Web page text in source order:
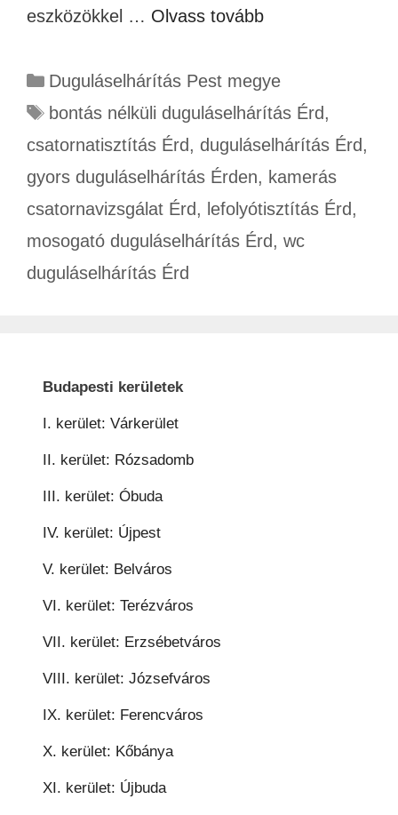
eszközökkel … Olvass tovább
Duguláselhárítás Pest megye
bontás nélküli duguláselhárítás Érd,
csatornatisztítás Érd, duguláselhárítás Érd,
gyors duguláselhárítás Érden, kamerás
csatornavizsgálat Érd, lefolyótisztítás Érd,
mosogató duguláselhárítás Érd, wc
duguláselhárítás Érd
Budapesti kerületek
I. kerület: Várkerület
II. kerület: Rózsadomb
III. kerület: Óbuda
IV. kerület: Újpest
V. kerület: Belváros
VI. kerület: Terézváros
VII. kerület: Erzsébetváros
VIII. kerület: Józsefváros
IX. kerület: Ferencváros
X. kerület: Kőbánya
XI. kerület: Újbuda